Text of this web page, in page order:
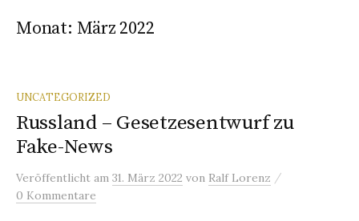
Monat: März 2022
UNCATEGORIZED
Russland – Gesetzesentwurf zu
Fake-News
Veröffentlicht am 31. März 2022 von Ralf Lorenz /
0 Kommentare